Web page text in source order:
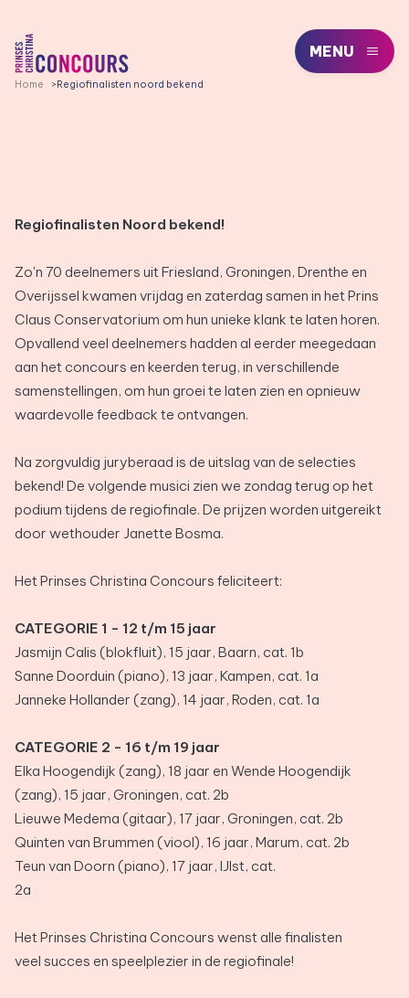
PCC LOGO, GA NAAR DE HOMEPAGE MENU
Home Regiofinalisten noord bekend
Regiofinalisten Noord bekend!
Zo'n 70 deelnemers uit Friesland, Groningen, Drenthe en
Overijssel kwamen vrijdag en zaterdag samen in het Prins
Claus Conservatorium om hun unieke klank te laten horen.
Opvallend veel deelnemers hadden al eerder meegedaan
aan het concours en keerden terug, in verschillende
samenstellingen, om hun groei te laten zien en opnieuw
waardevolle feedback te ontvangen.
Na zorgvuldig juryberaad is de uitslag van de selecties
bekend! De volgende musici zien we zondag terug op het
podium tijdens de regiofinale. De prijzen worden uitgereikt
door wethouder Janette Bosma.
Het Prinses Christina Concours feliciteert:
CATEGORIE 1 - 12 t/m 15 jaar
Jasmijn Calis (blokfluit), 15 jaar, Baarn, cat. 1b
Sanne Doorduin (piano), 13 jaar, Kampen, cat. 1a
Janneke Hollander (zang), 14 jaar, Roden, cat. 1a
CATEGORIE 2 - 16 t/m 19 jaar
Elka Hoogendijk (zang), 18 jaar en Wende Hoogendijk
(zang), 15 jaar, Groningen, cat. 2b
Lieuwe Medema (gitaar), 17 jaar, Groningen, cat. 2b
Quinten van Brummen (viool), 16 jaar, Marum, cat. 2b
Teun van Doorn (piano), 17 jaar, IJlst, cat.
2a
Het Prinses Christina Concours wenst alle finalisten
veel succes en speelplezier in de regiofinale!